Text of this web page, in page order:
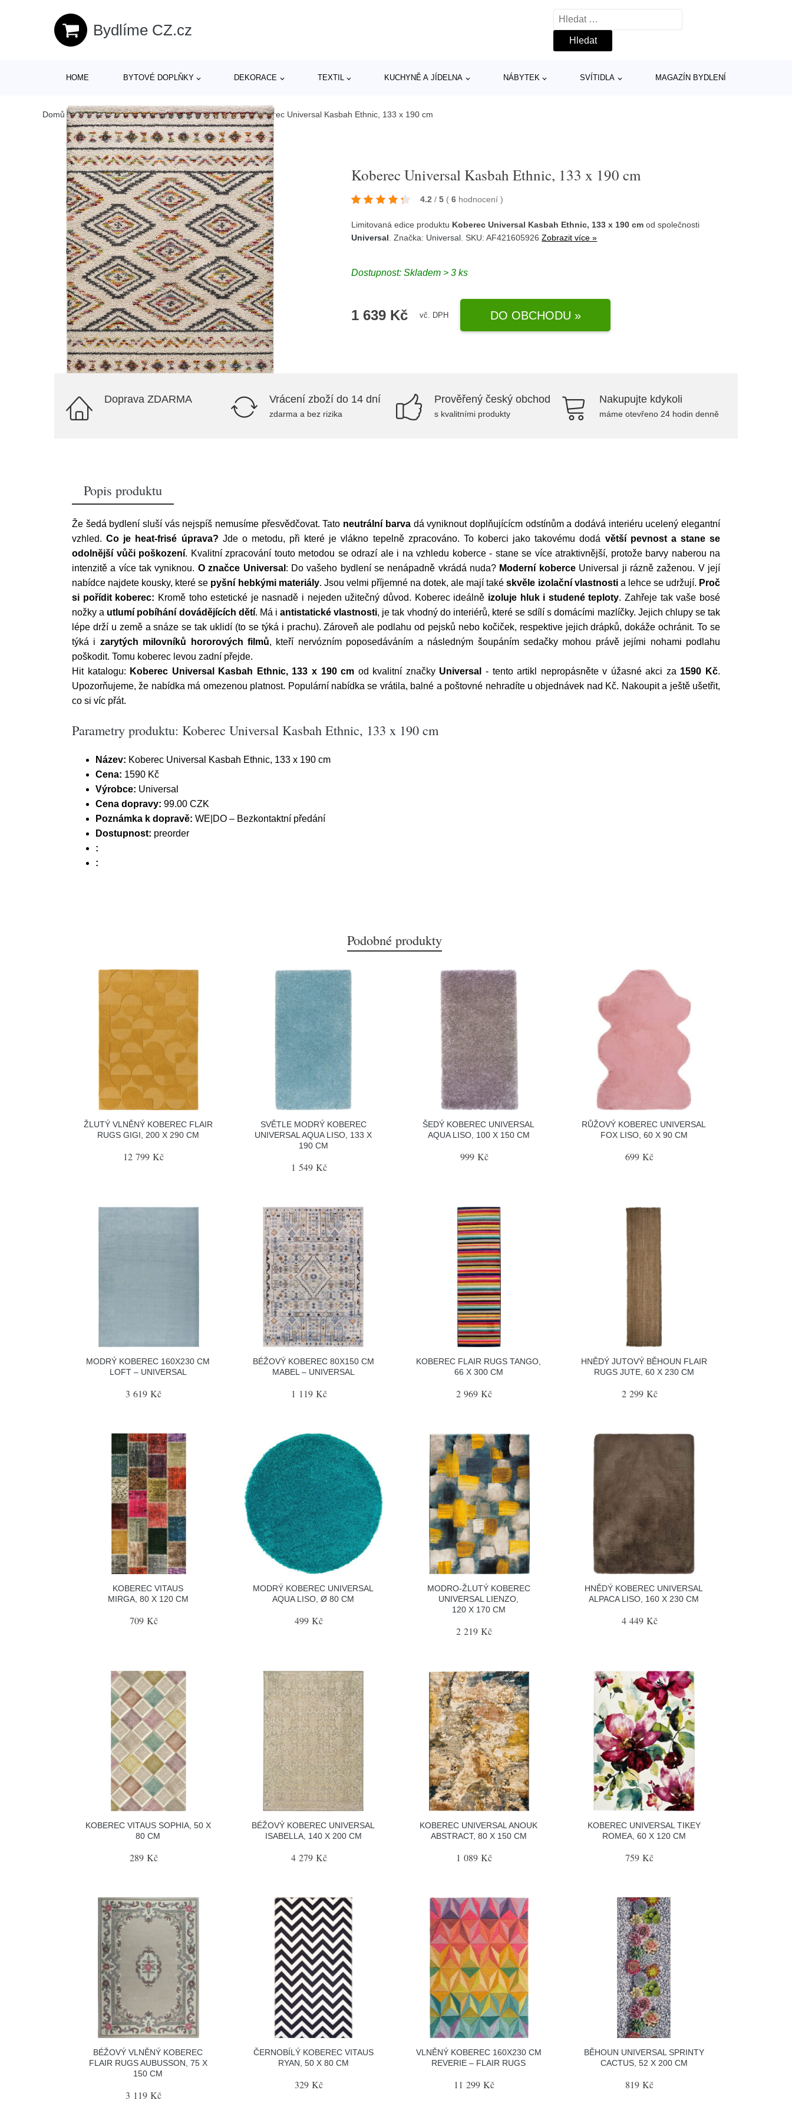
Bydlíme CZ.cz
Vyhledávání
HOME BYTOVÉ DOPLŇKY DEKORACE TEXTIL KUCHYNĚ A JÍDELNA NÁBYTEK SVÍTIDLA MAGAZÍN BYDLENÍ
Domů /Produkty/Textil/Koberce a rohožky/Koberce/Koberec Universal Kasbah Ethnic, 133 x 190 cm
Koberec Universal Kasbah Ethnic, 133 x 190 cm
4.2 / 5 ( 6 hodnocení)
Limitovaná edice produktu Koberec Universal Kasbah Ethnic, 133 x 190 cm od společnosti
Universal . Značka: Universal . SKU: AF421605926Zobrazit více »
Dostupnost:Skladem > 3 ks
1 639 Kč vč. DPH DO OBCHODU »
Doprava ZDARMA Vrácení zboží do 14 dní
zdarma a bez rizika
Prověřený český obchod
s kvalitními produkty
Nakupujte kdykoli
máme otevřeno 24 hodin denně
Popis produktu
Že šedá bydlení sluší vás nejspíš nemusíme přesvědčovat. Tato neutrální barvadá vyniknout doplňujícícm odstínům a dodává interiéru ucelený elegantní
vzhled.Co je heat-frisé úprava? Jde o metodu, při které je vlákno tepelně zpracováno. To koberci jako takovému dodá větší pevnost a stane se
odolnější vůči poškození. Kvalitní zpracování touto metodou se odrazí ale i na vzhledu koberce - stane se více atraktivnější, protože barvy naberou na
intenzitě a více tak vyniknou. O značce Universal : Do vašeho bydlení se nenápadně vkrádá nuda? Moderní koberceUniversal ji rázně zaženou. V její
nabídce najdete kousky, které se pyšní hebkými materiály. Jsou velmi příjemné na dotek, ale mají takéskvěle izolační vlastnostia lehce se udržují. Proč
si pořídit koberec: Kromě toho estetické je nasnadě i nejeden užitečný důvod. Koberec ideálně izoluje hluk i studené teploty. Zahřeje tak vaše bosé
nožky a utlumí pobíhání dovádějících dětí. Má i antistatické vlastnosti, je tak vhodný do interiérů, které se sdílí s domácími mazlíčky. Jejich chlupy se tak
lépe drží u země a snáze se tak uklidí (to se týká i prachu). Zároveň ale podlahu od pejsků nebo kočiček, respektive jejich drápků, dokáže ochránit. To se
týká i zarytých milovníků hororových filmů, kteří nervózním poposedáváním a následným šoupáním sedačky mohou právě jejími nohami podlahu
poškodit. Tomu koberec levou zadní přejde.
Hit katalogu: Koberec Universal Kasbah Ethnic, 133 x 190 cm od kvalitní značky Universal - tento artikl nepropásněte v úžasné akci za 1590 Kč.
Upozorňujeme, že nabídka má omezenou platnost. Populární nabídka se vrátila, balné a poštovné nehradíte u objednávek nad Kč. Nakoupit a ještě ušetřit,
co si víc přát.
Parametry produktu: Koberec Universal Kasbah Ethnic, 133 x 190 cm
Název: Koberec Universal Kasbah Ethnic, 133 x 190 cm
Cena: 1590 Kč
Výrobce: Universal
Cena dopravy: 99.00 CZK
Poznámka k dopravě: WE|DO – Bezkontaktní předání
Dostupnost: preorder
:
:
Podobné produkty
ŽLUTÝ VLNĚNÝ KOBEREC FLAIR
RUGS GIGI, 200 X 290 CM
12 799 Kč
SVĚTLE MODRÝ KOBEREC
UNIVERSAL AQUA LISO, 133 X
190 CM
1 549 Kč
ŠEDÝ KOBEREC UNIVERSAL
AQUA LISO, 100 X 150 CM
999 Kč
RŮŽOVÝ KOBEREC UNIVERSAL
FOX LISO, 60 X 90 CM
699 Kč
MODRÝ KOBEREC 160X230 CM
LOFT – UNIVERSAL
3 619 Kč
BÉŽOVÝ KOBEREC 80X150 CM
MABEL – UNIVERSAL
1 119 Kč
KOBEREC FLAIR RUGS TANGO,
66 X 300 CM
2 969 Kč
HNĚDÝ JUTOVÝ BĚHOUN FLAIR
RUGS JUTE, 60 X 230 CM
2 299 Kč
KOBEREC VITAUS
MIRGA, 80 X 120 CM
709 Kč
MODRÝ KOBEREC UNIVERSAL
AQUA LISO, Ø 80 CM
499 Kč
MODRO-ŽLUTÝ KOBEREC
UNIVERSAL LIENZO,
120 X 170 CM
2 219 Kč
HNĚDÝ KOBEREC UNIVERSAL
ALPACA LISO, 160 X 230 CM
4 449 Kč
KOBEREC VITAUS SOPHIA, 50 X
80 CM
289 Kč
BÉŽOVÝ KOBEREC UNIVERSAL
ISABELLA, 140 X 200 CM
4 279 Kč
KOBEREC UNIVERSAL ANOUK
ABSTRACT, 80 X 150 CM
1 089 Kč
KOBEREC UNIVERSAL TIKEY
ROMEA, 60 X 120 CM
759 Kč
BÉŽOVÝ VLNĚNÝ KOBEREC
FLAIR RUGS AUBUSSON, 75 X
150 CM
3 119 Kč
ČERNOBÍLÝ KOBEREC VITAUS
RYAN, 50 X 80 CM
329 Kč
VLNĚNÝ KOBEREC 160X230 CM
REVERIE – FLAIR RUGS
11 299 Kč
BĚHOUN UNIVERSAL SPRINTY
CACTUS, 52 X 200 CM
819 Kč